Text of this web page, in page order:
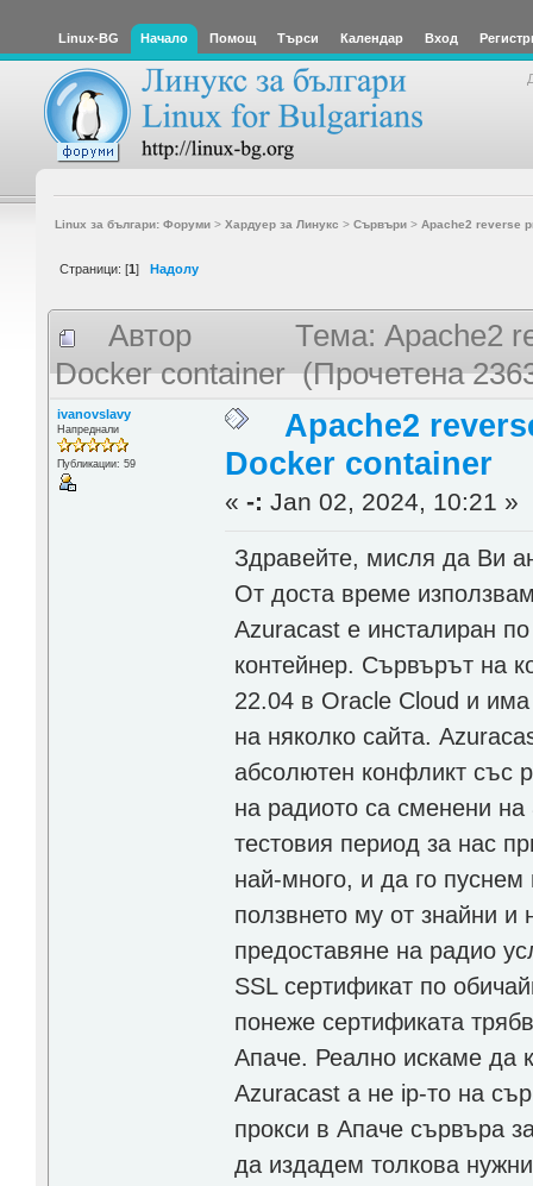
Linux-BG Начало Помощ Търси Календар Вход
Linux за българи: Форуми> Хардуер за Линукс > Сървъри> Apache2 reverse
Страници: [1] Надолу
Автор
Тема: Apache2
Docker container (Прочетена
ivanovslavy
Напреднали
Публикации: 59
Apache2
Docker container
«-: Jan 02, 2024, 10:21 »
Здравейте, мисля да Ви
От доста време
Azuracast е инсталиран
контейнер. Сървърът на
22.04 в Oracle Cloud и има
на няколко сайта.
абсолютен конфликт със
на радиото са сменени на
тестовия период за нас
най-много, и да го
ползвнето му от знайни и
предоставяне на радио
SSL сертификат по
понеже сертификата
Апаче. Реално искаме да
Azuracast а не ip-то на
прокси в Апаче сървъра
да издадем толкова